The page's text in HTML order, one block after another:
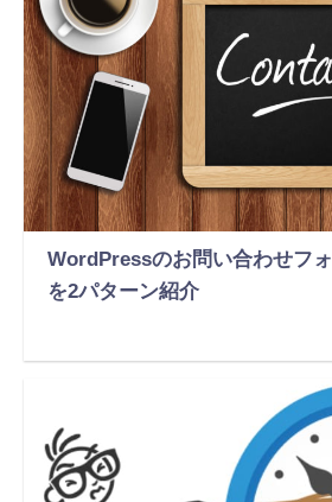
WordPressのお問い合わせフ
を2パターン紹介